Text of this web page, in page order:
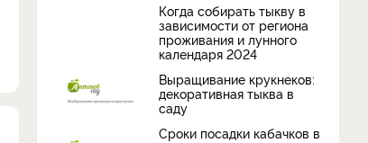
Когда собирать тыкву в
зависимости от региона
проживания и лунного
календаря 2024
Выращивание крукнеков:
декоративная тыква в
саду
Сроки посадки кабачков в